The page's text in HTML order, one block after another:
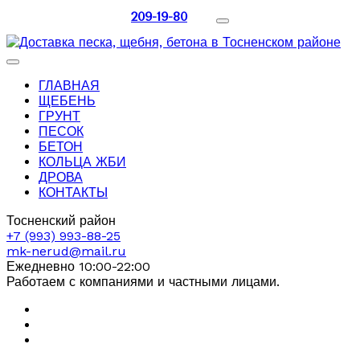
209-19-80
ГЛАВНАЯ
ЩЕБЕНЬ
ГРУНТ
ПЕСОК
БЕТОН
КОЛЬЦА ЖБИ
ДРОВА
КОНТАКТЫ
Тосненский район
+7 (993) 993-88-25
mk-nerud@mail.ru
Ежедневно 10:00-22:00
Работаем с компаниями и частными лицами.